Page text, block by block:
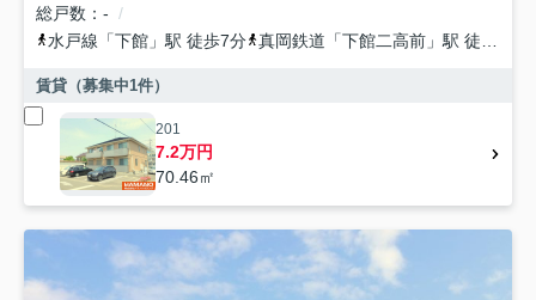
総戸数
-
水戸線 「下館 」駅 徒歩7分 真岡鉄道 「下館二高前 」駅 徒歩29分
賃貸（募集中1件）
201
7.2万円
70.46㎡